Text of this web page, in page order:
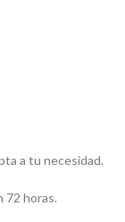
a tu necesidad.
72 horas.